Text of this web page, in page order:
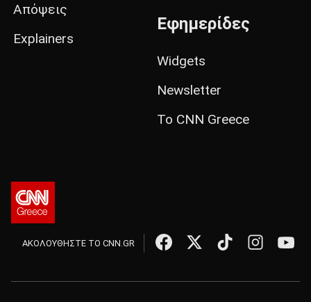
Απόψεις
Explainers
Εφημερίδες
Widgets
Newsletter
Το CNN Greece
ΑΚΟΛΟΥΘΗΣΤΕ ΤΟ CNN.GR